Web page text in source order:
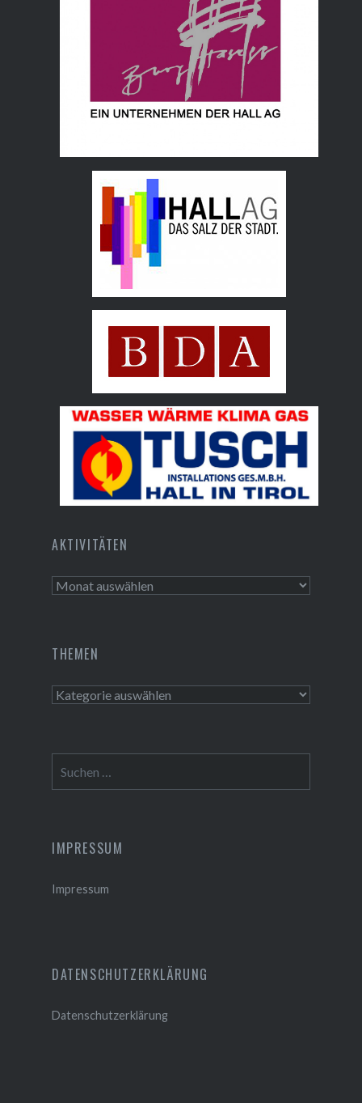
Bundesdenkmalamt
AKTIVITÄTEN
Aktivitäten
THEMEN
Themen
nach:
IMPRESSUM
Impressum
DATENSCHUTZERKLÄRUNG
Datenschutzerklärung